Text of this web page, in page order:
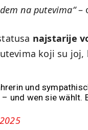
na putevima“–
najstarije
koji su joj,
und
und wen sie wählt.